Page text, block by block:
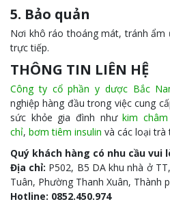
5. Bảo quản
Nơi khô ráo thoáng mát, tránh
trực tiếp.
THÔNG TIN LIÊN HỆ
Công ty cổ phần y dược Bắc
nghiệp hàng đầu trong việc cung
sức khỏe gia đình nhưkim
chỉ, bơm tiêm insulin và các loại trà
Quý khách hàng có nhu cầu vui
Địa chỉ: P502, B5 DA khu nhà ở
Tuân, Phường Thanh Xuân, Thành
Hotline: 0852.450.974